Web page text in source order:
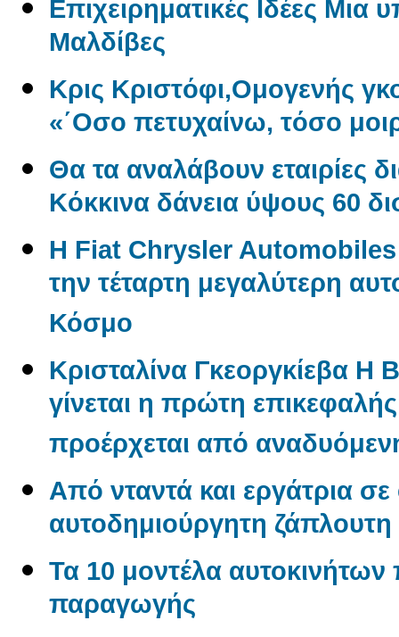
Επιχειρηματικές Ιδέες Μια
Μαλδίβες
Κρις Κριστόφι,Ομογενής
«΄Οσο πετυχαίνω, τόσο
Θα τα αναλάβουν εταιρίες
Kόκκινα δάνεια ύψους 60
Η Fiat Chrysler Automobiles
την τέταρτη μεγαλύτερη
Κόσμο
Κρισταλίνα Γκεοργκίεβα Η
γίνεται η πρώτη
προέρχεται από
Από νταντά και εργάτρια
αυτοδημιούργητη ζάπλουτη
Τα 10 μοντέλα
παραγωγής